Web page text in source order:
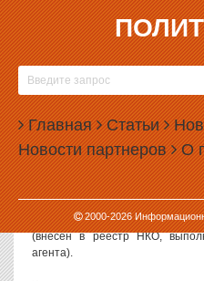
Главная Статьи
Новости партнеров О
2000-2026
31.03.2022, 11:00
ЖИРИНОВСКИЙ,
СРАВНЯЛСЯ ПО
МИШУСТИНЫМ
Рейтинг лидера ЛДПР
реанимации, сравнялся с
и главы правительства.
Замеры рейтингов в марте
(внесен в реестр НКО,
агента).